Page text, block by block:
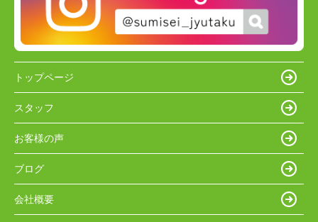
トップページ
スタッフ
お客様の声
ブログ
会社概要